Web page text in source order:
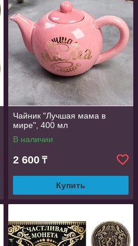
Чайник "Лучшая мама в
мире", 400 мл
В наличии
2 600 ₸
Купить